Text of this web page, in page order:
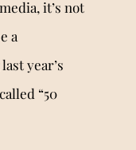
it’s not
a
year’s
“50